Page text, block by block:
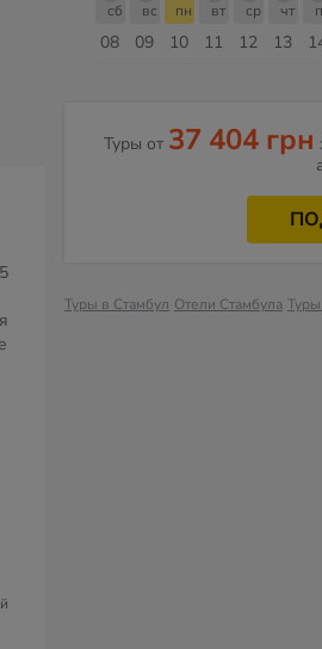
08
сб
09
вс
10
пн
11
вт
12
ср
13
чт
Туры от 37 404 грн
Туры в Стамбул Отели Стамбула